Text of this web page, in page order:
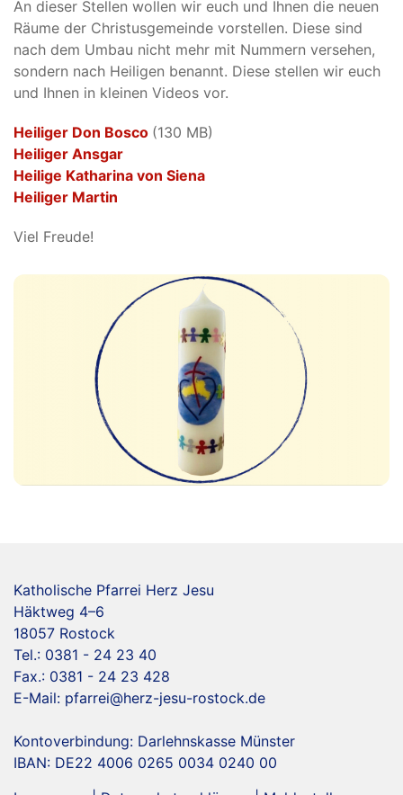
An dieser Stellen wollen wir euch und Ihnen die neuen
Räume der Christusgemeinde vorstellen. Diese sind
nach dem Umbau nicht mehr mit Nummern versehen,
sondern nach Heiligen benannt. Diese stellen wir euch
und Ihnen in kleinen Videos vor.
Heiliger Don Bosco (130 MB)
Heiliger Ansgar
Heilige Katharina von Siena
Heiliger Martin
Viel Freude!
Katholische Pfarrei Herz Jesu
Häktweg 4–6
18057 Rostock
Tel.: 0381 - 24 23 40
Fax.: 0381 - 24 23 428
E-Mail: pfarrei@herz-jesu-rostock.de
Kontoverbindung: Darlehnskasse Münster
IBAN: DE22 4006 0265 0034 0240 00